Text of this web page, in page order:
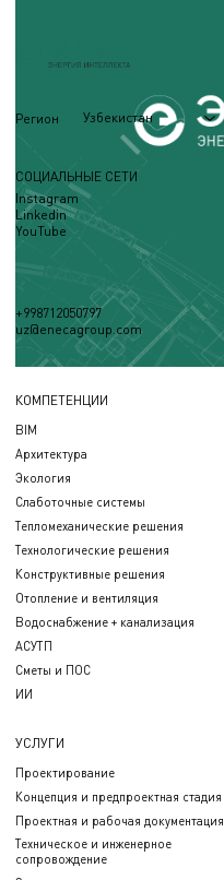
Регион Узбекистан
СОЦИАЛЬНЫЕ СЕТИ
Instagram
Linkedin
YouTube
+998712050797
uz@enecagroup.com
КОМПЕТЕНЦИИ
BIM
Архитектура
Экология
Слаботочные системы
Тепломеханические решения
Технологические решения
Конструктивные решения
Отопление и вентиляция
Водоснабжение + канализация
АСУТП
Сметы и ПОС
ИИ
УСЛУГИ
Проектирование
Концепция и предпроектная стадия
Проектная и рабочая документация
Техническое и инженерное
сопровождение